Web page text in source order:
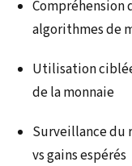
Compréhension
algorithmes de
Utilisation ciblée
de la monnaie
Surveillance du
vs gains espérés